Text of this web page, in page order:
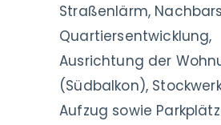
Straßenlärm,
Quartiersentwicklung,
Ausrichtung der
(Südbalkon),
Aufzug sowie